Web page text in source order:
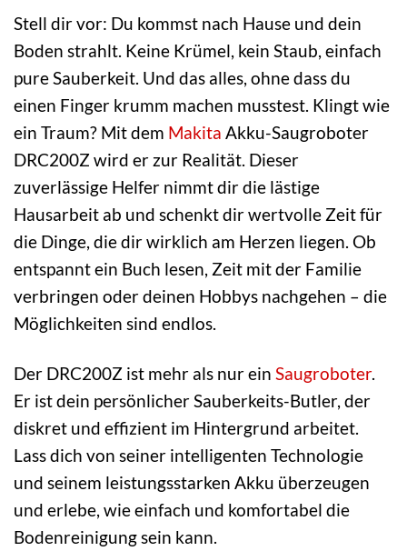
Stell dir vor: Du kommst nach Hause und dein
Boden strahlt. Keine Krümel, kein Staub, einfach
pure Sauberkeit. Und das alles, ohne dass du
einen Finger krumm machen musstest. Klingt wie
ein Traum? Mit dem Makita Akku-Saugroboter
DRC200Z wird er zur Realität. Dieser
zuverlässige Helfer nimmt dir die lästige
Hausarbeit ab und schenkt dir wertvolle Zeit für
die Dinge, die dir wirklich am Herzen liegen. Ob
entspannt ein Buch lesen, Zeit mit der Familie
verbringen oder deinen Hobbys nachgehen – die
Möglichkeiten sind endlos.
Der DRC200Z ist mehr als nur ein Saugroboter.
Er ist dein persönlicher Sauberkeits-Butler, der
diskret und effizient im Hintergrund arbeitet.
Lass dich von seiner intelligenten Technologie
und seinem leistungsstarken Akku überzeugen
und erlebe, wie einfach und komfortabel die
Bodenreinigung sein kann.